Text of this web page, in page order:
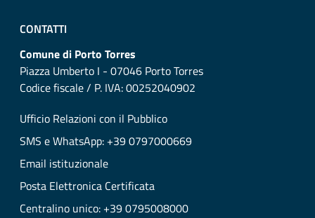
CONTATTI
Comune di Porto Torres
Piazza Umberto I - 07046 Porto Torres
Codice fiscale / P. IVA: 00252040902
Ufficio Relazioni con il Pubblico
SMS e WhatsApp: +39 0797000669
Email istituzionale
Posta Elettronica Certificata
Centralino unico: +39 0795008000